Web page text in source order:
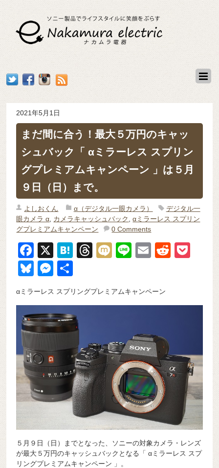
2021年5月1日
まだ間に合う！最大５万円のキャッ
シュバック「 αミラーレス スプリン
グプレミアムキャンペーン 」は５月
９日（日）まで。
よしおくん α（デジタル一眼カメラ）
デジタル一
眼カメラ α カメラキャッシュバック ,αミラーレス スプリン
グプレミアムキャンペーン
0 Comments
F
a
c
e
b
o
o
k
X
H
n
a
T
a
M
Li
E
R
Bl
e
sk
y
M
ss
e
n
g
er
有
αミラーレス スプリングプレミアムキャンペーン
５月９日（日）までとなった、ソニーの対象カメラ・レンズ
が最大５万円のキャッシュバックとなる「 αミラーレス スプ
リングプレミアムキャンペーン 」。